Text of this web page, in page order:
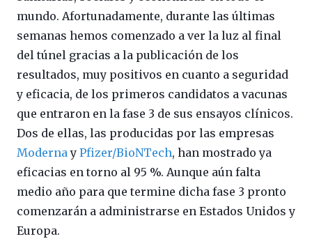
mundo. Afortunadamente, durante las últimas
semanas hemos comenzado a ver la luz al final
del túnel gracias a la publicación de los
resultados, muy positivos en cuanto a seguridad
y eficacia, de los primeros candidatos a vacunas
que entraron en la fase 3 de sus ensayos clínicos.
Dos de ellas, las producidas por las empresas
Moderna y Pfizer/BioNTech, han mostrado ya
eficacias en torno al 95 %. Aunque aún falta
medio año para que termine dicha fase 3 pronto
comenzarán a administrarse en Estados Unidos y
Europa.